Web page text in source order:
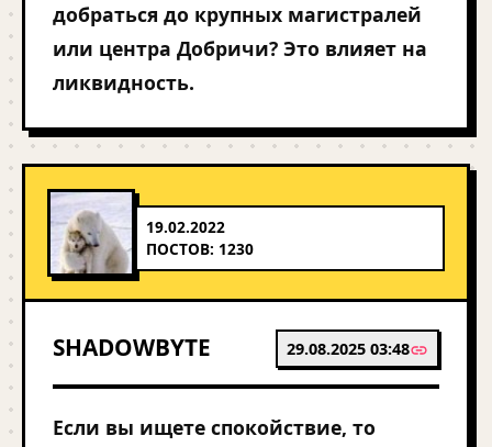
добраться до крупных магистралей
или центра Добричи? Это влияет на
ликвидность.
19.02.2022
ПОСТОВ: 1230
SHADOWBYTE 29.08.2025 03:48
Если вы ищете спокойствие, то